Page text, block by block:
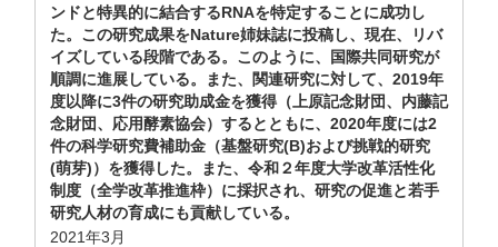
ンドと特異的に結合するRNAを特定することに成功し
た。この研究成果をNature姉妹誌に投稿し、現在、リバ
イズしている段階である。このように、国際共同研究が
順調に進展している。また、関連研究に対して、2019年
度以降に3件の研究助成金を獲得（上原記念財団、内藤記
念財団、応用酵素協会）するとともに、2020年度には2
件の科学研究費補助金（基盤研究(B)および挑戦的研究
(萌芽)）を獲得した。また、令和２年度大学改革活性化
制度（全学改革推進枠）に採択され、研究の促進と若手
研究人材の育成にも貢献している。
2021年3月